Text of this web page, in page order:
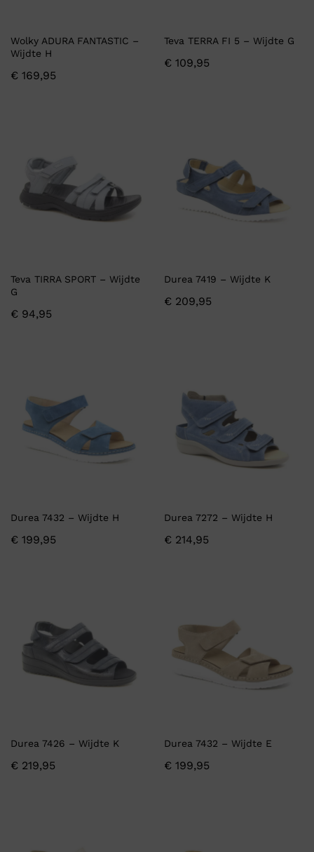
Wolky ADURA FANTASTIC –
Wijdte H
€ 169,95
Teva TERRA FI 5 – Wijdte G
€ 109,95
Teva TIRRA SPORT – Wijdte
G
€ 94,95
Durea 7419 – Wijdte K
€ 209,95
Durea 7432 – Wijdte H
€ 199,95
Durea 7272 – Wijdte H
€ 214,95
Durea 7426 – Wijdte K
€ 219,95
Durea 7432 – Wijdte E
€ 199,95